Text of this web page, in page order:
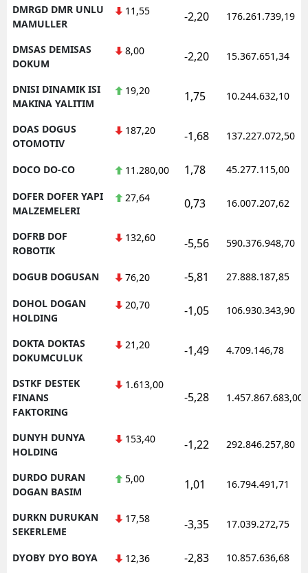
DMRGD DMR UNLU
MAMULLER
11,55 -2,20 176.261.739,19
DMSAS DEMISAS
DOKUM
8,00 -2,20 15.367.651,34
DNISI DINAMIK ISI
MAKINA YALITIM
19,20 1,75 10.244.632,10
DOAS DOGUS
OTOMOTIV
187,20 -1,68 137.227.072,50
DOCO DO-CO 11.280,00 1,78 45.277.115,00
DOFER DOFER YAPI
MALZEMELERI
27,64 0,73 16.007.207,62
DOFRB DOF
ROBOTIK
132,60 -5,56 590.376.948,70
DOGUB DOGUSAN 76,20 -5,81 27.888.187,85
DOHOL DOGAN
HOLDING
20,70 -1,05 106.930.343,90
DOKTA DOKTAS
DOKUMCULUK
21,20 -1,49 4.709.146,78
DSTKF DESTEK
FINANS
FAKTORING
1.613,00
-5,28 1.457.867.683,00
DUNYH DUNYA
HOLDING
153,40 -1,22 292.846.257,80
DURDO DURAN
DOGAN BASIM
5,00 1,01 16.794.491,71
DURKN DURUKAN
SEKERLEME
17,58 -3,35 17.039.272,75
DYOBY DYO BOYA 12,36 -2,83 10.857.636,68